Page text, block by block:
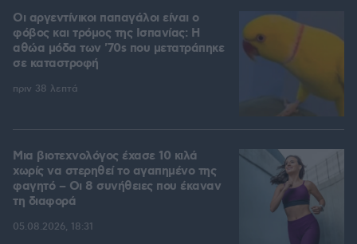
Οι αργεντίνικοι παπαγάλοι είναι ο
φόβος και τρόμος της Ισπανίας: Η
αθώα μόδα των '70s που μετατράπηκε
σε καταστροφή
πριν 38 λεπτά
Μια βιοτεχνολόγος έχασε 10 κιλά
χωρίς να στερηθεί το αγαπημένο της
φαγητό – Οι 8 συνήθειες που έκαναν
τη διαφορά
05.08.2026, 18:31